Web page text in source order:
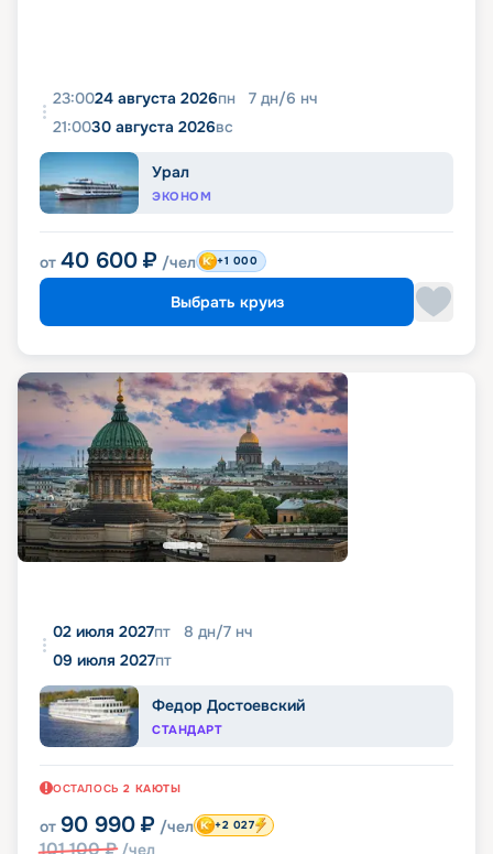
23:0024 августа 2026пн 7 дн/6 нч
21:0030 августа 2026вс
Урал
ЭКОНОМ
от 40 600 ₽ /чел +1 000
Выбрать круиз
02 июля 2027пт 8 дн/7 нч
09 июля 2027пт
Федор Достоевский
СТАНДАРТ
ОСТАЛОСЬ 2 КАЮТЫ
от 90 990 ₽ /чел
101 100₽ /чел
+2 027